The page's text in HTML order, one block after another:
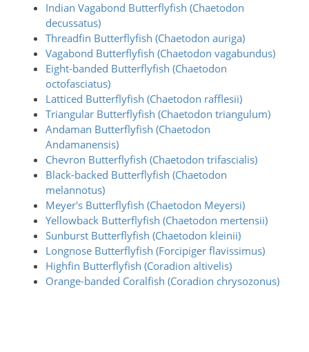
Indian Vagabond Butterflyfish (Chaetodon
decussatus)
Threadfin Butterflyfish (Chaetodon auriga)
Vagabond Butterflyfish (Chaetodon vagabundus)
Eight-banded Butterflyfish (Chaetodon
octofasciatus)
Latticed Butterflyfish (Chaetodon rafflesii)
Triangular Butterflyfish (Chaetodon triangulum)
Andaman Butterflyfish (Chaetodon
Andamanensis)
Chevron Butterflyfish (Chaetodon trifascialis)
Black-backed Butterflyfish (Chaetodon
melannotus)
Meyer's Butterflyfish (Chaetodon Meyersi)
Yellowback Butterflyfish (Chaetodon mertensii)
Sunburst Butterflyfish (Chaetodon kleinii)
Longnose Butterflyfish (Forcipiger flavissimus)
Highfin Butterflyfish (Coradion altivelis)
Orange-banded Coralfish (Coradion chrysozonus)